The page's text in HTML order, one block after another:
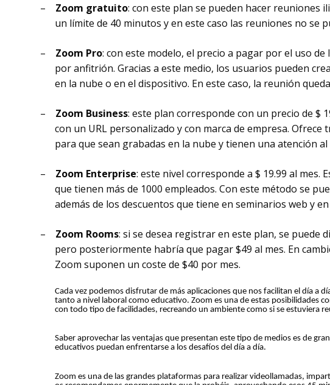
– Zoom gratuito: con este plan se pueden hacer reuniones
un límite de 40 minutos y en este caso las reuniones no se
– Zoom Pro: con este modelo, el precio a pagar por el uso
por anfitrión. Gracias a este medio, los usuarios pueden
en la nube o en el dispositivo. En este caso, la reunión
– Zoom Business: este plan corresponde con un precio de $
con un URL personalizado y con marca de empresa.
para que sean grabadas en la nube y tienen una atención al
– Zoom Enterprise: este nivel corresponde a $ 19.99 al mes.
que tienen más de 1000 empleados. Con este método se
además de los descuentos que tiene en seminarios web y
– Zoom Rooms: si se desea registrar en este plan, se
pero posteriormente habría que pagar $49 al mes. En
Zoom suponen un coste de $40 por mes.
Cada vez podemos disfrutar de más aplicaciones que nos facilitan el día a
tanto a nivel laboral como educativo. Zoom es una de estas posibilidades
con todo tipo de facilidades, recreando un ambiente como si se estuviera
Saber aprovechar las ventajas que presentan este tipo de medios es de
educativos puedan enfrentarse a los desafíos del día a día.
Zoom es una de las grandes plataformas para realizar videollamadas,